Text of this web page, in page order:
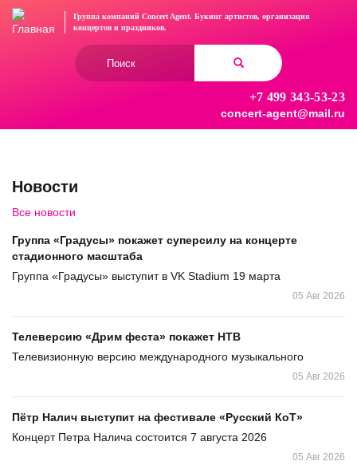
Перейти
Группа компаний Concert Agent. Букинг артистов, организация
концертови праздников.
+7 499 343-53-23
concert-agent@mail.ru
Новости
Все новости
Группа «Градусы» покажет суперсилу на концерте
стадионного масштаба
Группа «Градусы» выступит в VK Stadium 19 марта
05 Авг 2026
Телеверсию «Дрим феста» покажет НТВ
Телевизионную версию международного музыкального
05 Авг 2026
Пётр Налич выступит на фестивале «Русский КоТ»
Концерт Петра Налича состоится 7 августа 2026
05 Авг 2026